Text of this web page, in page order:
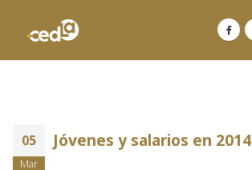
05
Mar
Jóvenes y salarios en 2014